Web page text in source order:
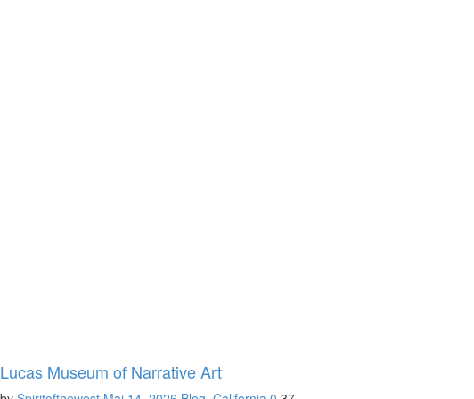
Lucas Museum of Narrative Art